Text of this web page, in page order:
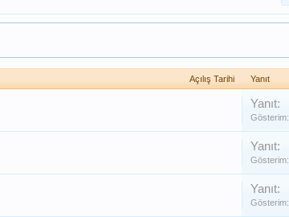
Açılış Tarihi Yanıt
Yanıt:
Gösterim:
Yanıt:
Gösterim:
Yanıt:
Gösterim: